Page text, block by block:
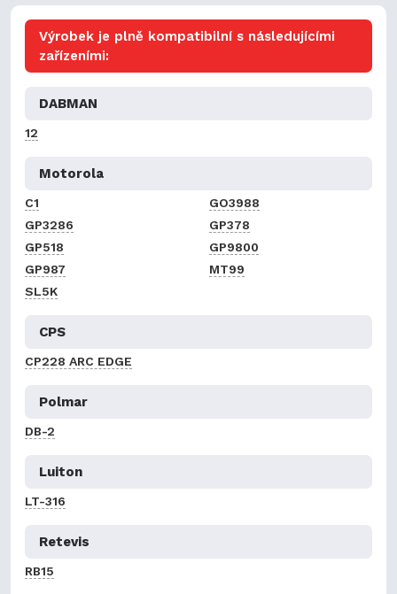
Výrobek je plně kompatibilní s následujícími
zařízeními:
DABMAN
12
Motorola
C1
GO3988
GP3286
GP378
GP518
GP9800
GP987
MT99
SL5K
CPS
CP228 ARC EDGE
Polmar
DB-2
Luiton
LT-316
Retevis
RB15